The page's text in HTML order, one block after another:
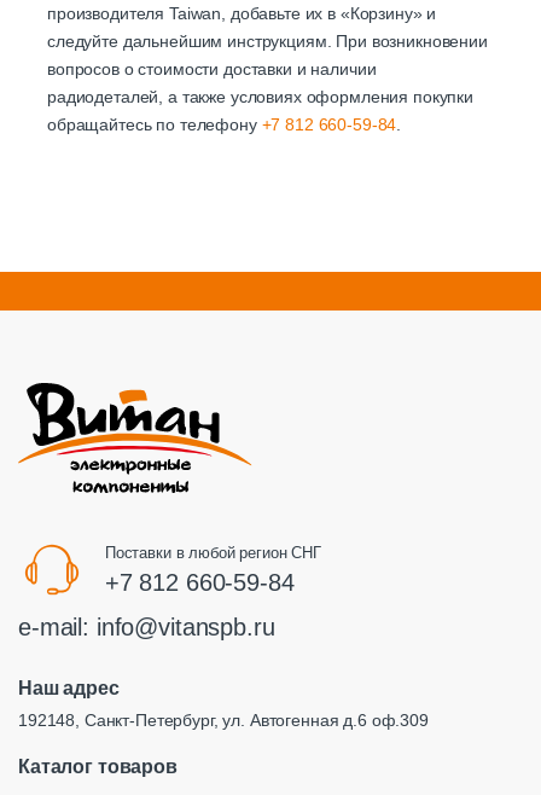
производителя Taiwan, добавьте их в «Корзину» и
следуйте дальнейшим инструкциям. При возникновении
вопросов о стоимости доставки и наличии
радиодеталей, а также условиях оформления покупки
обращайтесь по телефону +7 812 660-59-84.
Поставки в любой регион СНГ
+7 812 660-59-84
e-mail: info@vitanspb.ru
Наш адрес
192148, Санкт-Петербург, ул. Автогенная д.6 оф.309
Каталог товаров